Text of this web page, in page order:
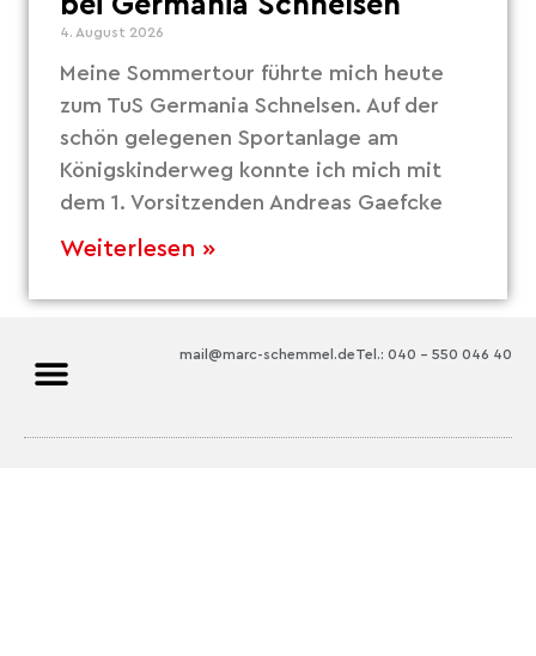
4. August 2026
Meine Sommertour führte mich heute
zum TuS Germania Schnelsen. Auf der
schön gelegenen Sportanlage am
Königskinderweg konnte ich mich mit
dem 1. Vorsitzenden Andreas Gaefcke
Weiterlesen »
Tel.: 040 – 550 046 40
mail@marc-schemmel.de